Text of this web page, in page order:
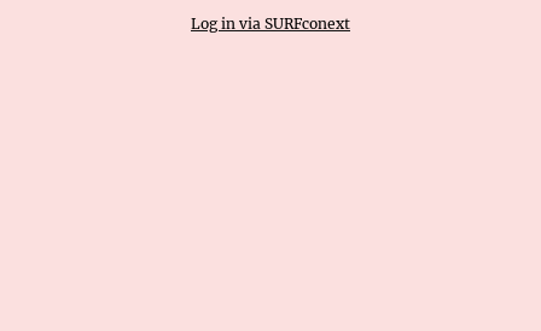
Log in via SURFconext